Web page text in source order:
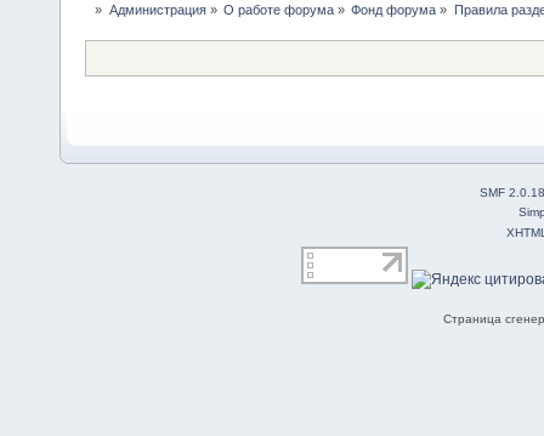
» Администрация» О работе форума» Фонд форума » Правила
SMF 2.0.18
Страница